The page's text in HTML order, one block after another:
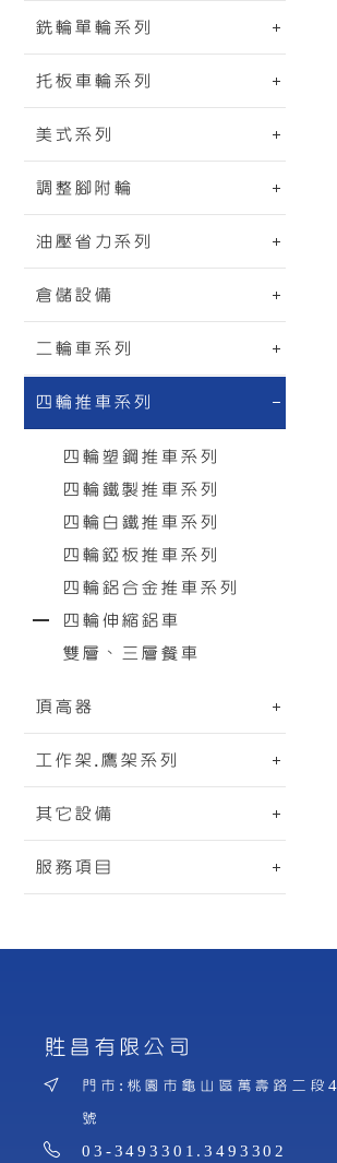
銑輪單輪系列
托板車輪系列
美式系列
調整腳附輪
油壓省力系列
倉儲設備
二輪車系列
四輪推車系列
四輪塑鋼推車系列
四輪鐵製推車系列
四輪白鐵推車系列
四輪錏板推車系列
四輪鋁合金推車系列
四輪伸縮鋁車
雙層、三層餐車
頂高器
工作架.鷹架系列
其它設備
服務項目
貹昌有限公司
門市:桃園市龜山區萬壽路二段
號
03-3493301.3493302